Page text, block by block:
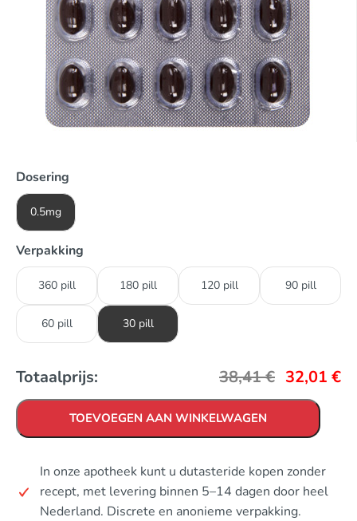
Dosering
0.5mg
Verpakking
360 pill 180 pill 120 pill 90 pill
60 pill 30 pill
Totaalprijs: 38,41€ 32,01 €
TOEVOEGEN AAN WINKELWAGEN
In onze apotheek kunt u dutasteride kopen zonder
recept, met levering binnen 5–14 dagen door heel
Nederland. Discrete en anonieme verpakking.